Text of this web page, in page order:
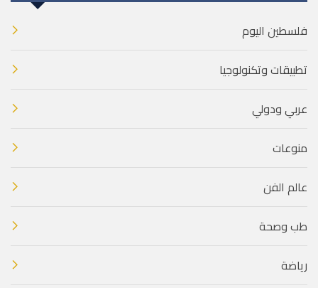
فلسطين اليوم
تطبيقات وتكنولوجيا
عربي ودولي
منوعات
عالم الفن
طب وصحة
رياضة